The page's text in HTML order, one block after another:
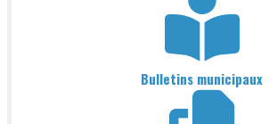
Bulletins municipaux